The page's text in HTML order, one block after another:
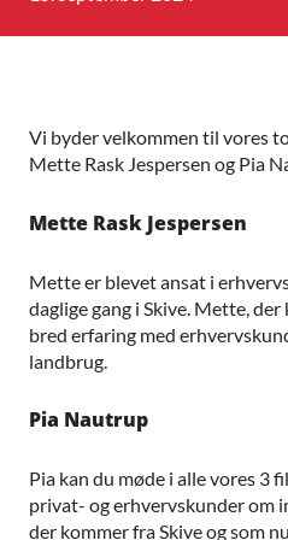
Vi byder velkommen til vores
Mette Rask Jespersen og Pia
Mette Rask Jespersen
Mette er blevet ansat i
daglige gang i Skive. Mette,
bred erfaring med
landbrug.
Pia Nautrup
Pia kan du møde i alle vores 3
privat- og erhvervskunder om
der kommer fra Skive og som